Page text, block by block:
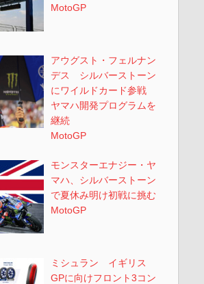
MotoGP
アウグスト・フェルナン
デス シルバーストーン
にワイルドカード参戦
ヤマハ開発プログラムを
継続
MotoGP
モンスターエナジー・ヤ
マハ、シルバーストーン
で夏休み明け初戦に挑む
MotoGP
ミシュラン イギリス
GPに向けフロント3コン